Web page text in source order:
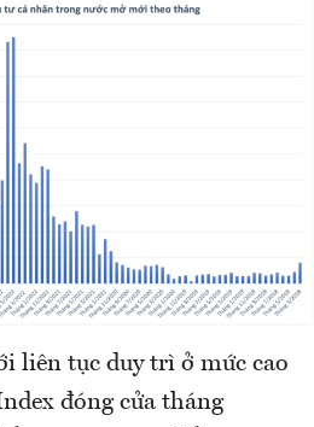
liên tục duy trì ở mức cao
đóng cửa tháng